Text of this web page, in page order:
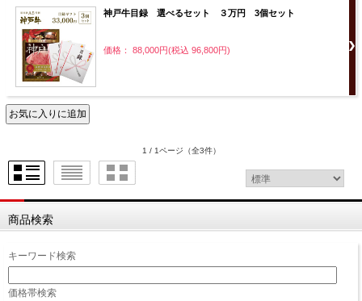
神戸牛目録 選べるセット ３万円 3個セット
価格： 88,000円(税込 96,800円)
1 / 1ページ （全3件）
商品検索
キーワード検索
価格帯検索